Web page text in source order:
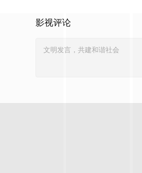
影视评论